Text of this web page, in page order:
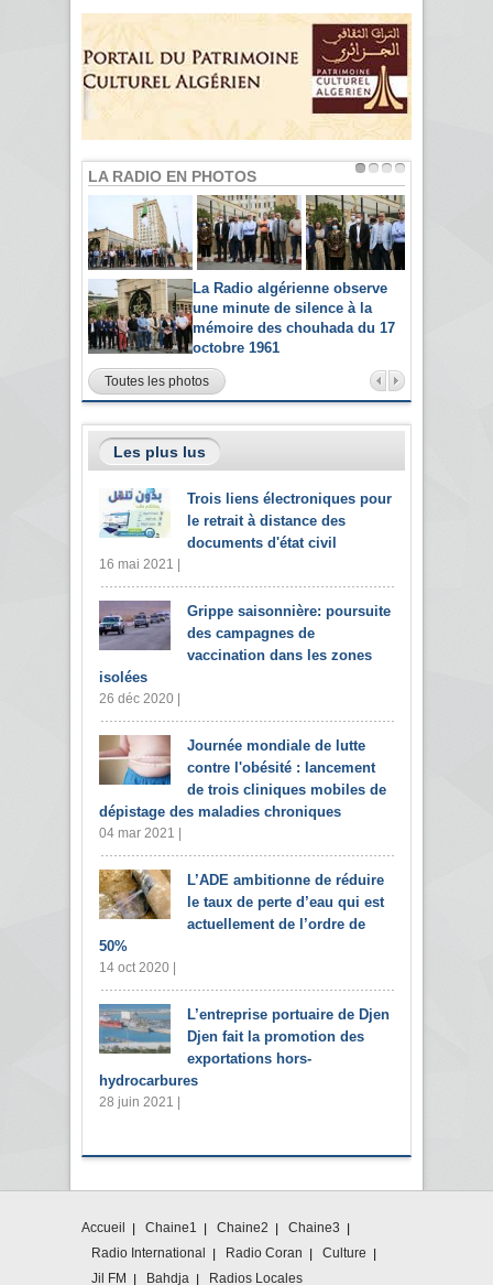
LA RADIO EN PHOTOS
La Radio algérienne observe
une minute de silence à la
mémoire des chouhada du 17
octobre 1961
Toutes les photos
Les plus lus
Trois liens électroniques pour
le retrait à distance des
documents d'état civil
16 mai 2021 |
Grippe saisonnière: poursuite
des campagnes de
vaccination dans les zones
isolées
26 déc 2020 |
Journée mondiale de lutte
contre l'obésité : lancement
de trois cliniques mobiles de
dépistage des maladies chroniques
04 mar 2021 |
L’ADE ambitionne de réduire
le taux de perte d’eau qui est
actuellement de l’ordre de
50%
14 oct 2020 |
L’entreprise portuaire de Djen
Djen fait la promotion des
exportations hors-
hydrocarbures
28 juin 2021 |
Accueil Chaine1 Chaine2
Chaine3
Radio International
Radio Coran
Culture
Jil FM
Bahdja Radios Locales